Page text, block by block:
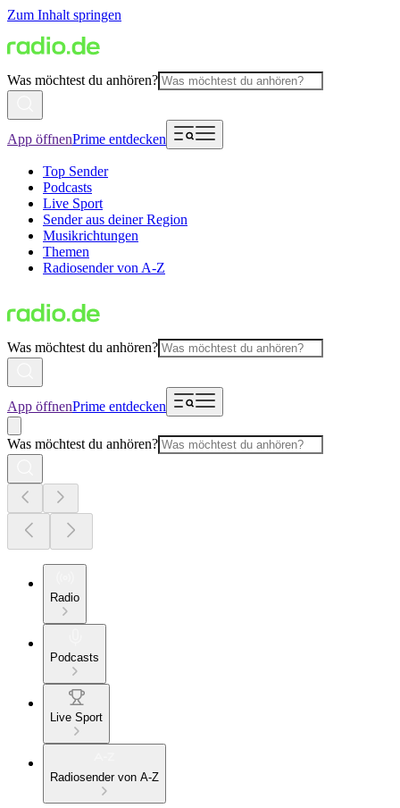
Zum Inhalt springen
Was möchtest du anhören?
App öffnenPrime entdecken
Top Sender
Podcasts
Live Sport
Sender aus deiner Region
Musikrichtungen
Themen
Radiosender von A-Z
Was möchtest du anhören?
App öffnenPrime entdecken
Was möchtest du anhören?
Radio
Podcasts
Live Sport
Radiosender von A-Z